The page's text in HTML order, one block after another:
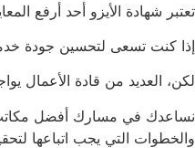
تعتبر شهادة الأيزو أحد أرفع
إذا كنت تسعى لتحسين جودة
لكن، العديد من قادة الأعمال
والخطوات التي يجب اتباعها